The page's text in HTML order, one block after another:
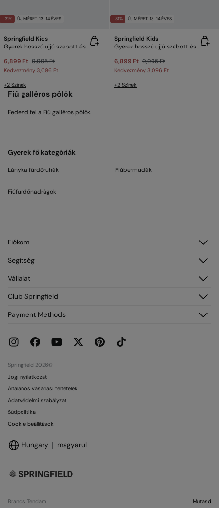
-31% ÚJ MÉRET: 13–14 ÉVES
Springfield Kids
Gyerek hosszú ujjú szabott és varrott galléros póló
6,899 Ft 9,995 Ft
Kedvezmény 3,096 Ft
+2 Színek
-31% ÚJ MÉRET: 13–14 ÉVES
Springfield Kids
Gyerek hosszú ujjú szabott és varrott galléros póló
6,899 Ft 9,995 Ft
Kedvezmény 3,096 Ft
+2 Színek
Fiú galléros pólók
Fedezd fel a Fiú galléros pólók.
Gyerek fő kategóriák
Lányka fürdőruhák
Fiúfürdőnadrágok
Fiúbermudák
Fiókom
Regisztráció
Címeim
Segítség
Szállítás
Aktuális promóciók
Ajándékkártya
Vállalat
Franchise
Sajtó
Üzletek
Club Springfield
Csatlakozz most
Payment Methods
Springfield 2026©
Jogi nyilatkozat
Általános vásárlási feltételek
Adatvédelmi szabályzat
Sütipolitika
Cookie beállítások
Hungary magyarul
Brands Tendam Mutasd